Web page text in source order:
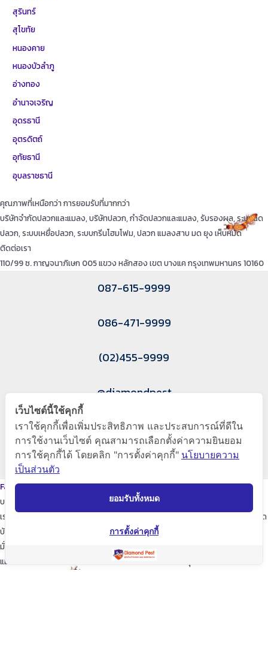
สุรินทร์
สุโขทัย
หนองคาย
หนองบัวลำภู
อ่างทอง
อำนาจเจริญ
อุดรธานี
อุตรดิตถ์
อุทัยธานี
อุบลราชธานี
คุณภาพที่เหนือกว่า การยอมรับที่มากกว่า
บริษัทจำกัดปลวกและแมลง, บริษัทปลวก, กำจัดปลวกและแมลง, รับรองผล, ระบบฉีด
ปลวก, ระบบเหยื่อปลวก, ระบบกรีนโฮมโฟม, ปลวก แมลงสาบ มด ยุง เห็บหมัด
ติดต่อเรา
110/99 ซ. กาญจนาภิเษก 005 แขวง หลักสอง เขต บางแค กรุงเทพมหานคร 10160
087-615-9999
086-471-9999
(02)455-9999
@diamondpest
Diamond Pest Control
www.diamondpest.com
FacebookLineEnvelope
บริการของเรา
เราจะพัฒนาการบริการให้กับลูกค้าดียิ่งขึ้นในทุกๆด้าน ให้เราดูแลใส่ใจทุกรายละเอียด
บ้านของท่านก็เปรียบเสมือนบ้านของเรา
มั่นใจในเรามั่นใจใน “ไดมอนด์แพลนเนท” บริการเป็นเลิศ ผู้นำด้านการกำจัดปลวก
แมลง และสัตว์รบกวนต่างๆ ปลอดภัยต่อบ้านและครอบครัวคุณอย่างแน่นอน
เว็บไซต์นี้ใช้คุกกี้
เราใช้คุกกี้เพื่อเพิ่มประสิทธิภาพ และประสบการณ์ที่ดีใน
การใช้งานเว็บไซต์ คุณสามารถเลือกตั้งค่าความยินยอม
การใช้คุกกี้ได้ โดยคลิก "การตั้งค่าคุกกี้" นโยบายความ
เป็นส่วนตัว
ยอมรับทั้งหมด
การตั้งค่าคุกกี้